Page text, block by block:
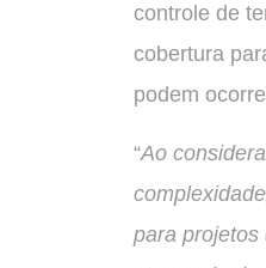
controle de
cobertura
podem
“Ao
para projetos